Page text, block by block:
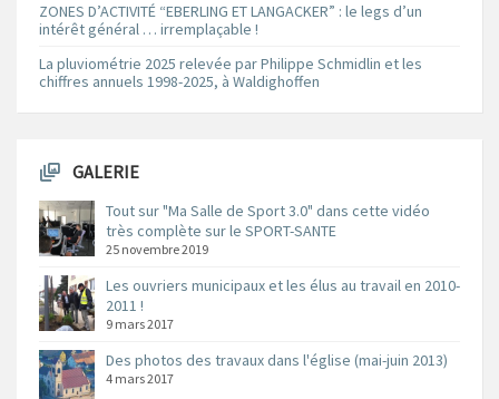
ZONES D’ACTIVITÉ “EBERLING ET LANGACKER” : le legs d’un
intérêt général … irremplaçable !
La pluviométrie 2025 relevée par Philippe Schmidlin et les
chiffres annuels 1998-2025, à Waldighoffen
GALERIE
Tout sur "Ma Salle de Sport 3.0" dans cette vidéo
très complète sur le SPORT-SANTE
25 novembre 2019
Les ouvriers municipaux et les élus au travail en 2010-
2011 !
9 mars 2017
Des photos des travaux dans l'église (mai-juin 2013)
4 mars 2017